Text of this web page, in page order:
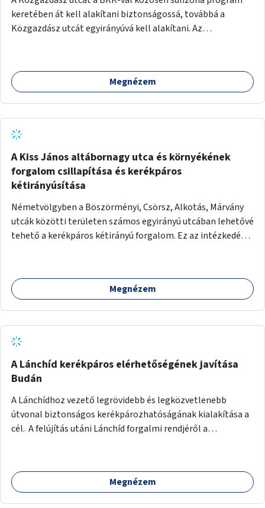
keretében át kell alakítani biztonságossá, továbbá a
Közgazdász utcát egyirányúvá kell alakítani. Az
kialakításával. A kettő között a Művelődés utca pedig
rendkívül balesetveszélyes és védett útszakasszá kell
program és forgalomszabályozás (aktív/passzív) -
Közgazdász utca - Művelődés utca - Park utca tengelyen.
Megnézem
A Kiss János altábornagy utca és környékének
forgalom csillapítása és kerékpáros
kétirányúsítása
Németvölgyben a Böszörményi, Csörsz, Alkotás, Márvány
utcák közötti területen számos egyirányú utcában lehetővé
tehető a kerékpáros kétirányú forgalom. Ez az intézkedés
Megnézem
A Lánchíd kerékpáros elérhetőségének javítása
Budán
A Lánchídhoz vezető legrövidebb és legközvetlenebb
útvonal biztonságos kerékpározhatóságának kialakítása a
cél. A felújítás utáni Lánchíd forgalmi rendjéről a
megtörtént az első lépése annak, hogy a belváros
tengelyében is megerősödjön a Buda és Pest közötti
Megnézem